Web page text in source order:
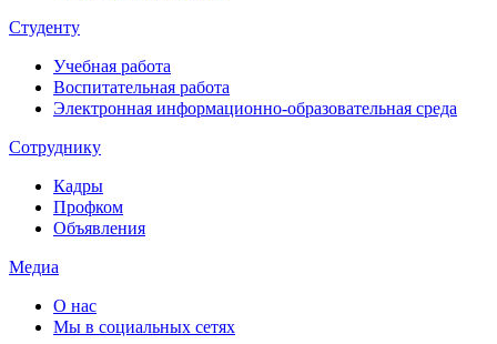
Студенту
Учебная работа
Воспитательная работа
Электронная информационно-образовательная среда
Сотруднику
Кадры
Профком
Объявления
Медиа
О нас
Мы в социальных сетях